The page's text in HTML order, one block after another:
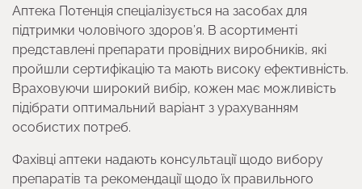
Аптека Потенція спеціалізується на засобах для
підтримки чоловічого здоров’я. В асортименті
представлені препарати провідних виробників, які
пройшли сертифікацію та мають високу ефективність.
Враховуючи широкий вибір, кожен має можливість
підібрати оптимальний варіант з урахуванням
особистих потреб.
Фахівці аптеки надають консультації щодо вибору
препаратів та рекомендації щодо їх правильного